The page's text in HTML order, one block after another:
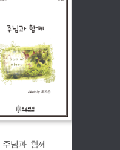
주님과 함께